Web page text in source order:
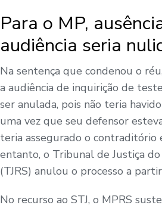
Para o MP,
audiência seria
Na sentença que condenou o
a audiência de inquirição de
ser anulada, pois não teria
uma vez que seu defensor
teria assegurado o contraditório
entanto, o Tribunal de Justiça
(TJRS) anulou o processo a
No recurso ao STJ, o MPRS